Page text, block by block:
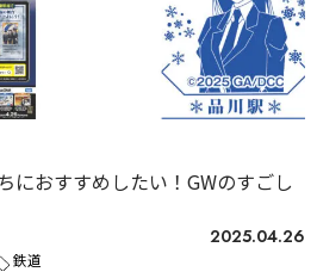
におすすめしたい！GWのすごし
2025.04.26
鉄道